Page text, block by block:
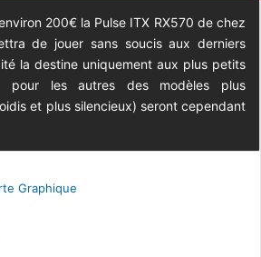
200€ la Pulse ITX RX570 de chez
de jouer sans soucis aux derniers
la destine uniquement aux plus petits
pour les autres des modèles plus
et plus silencieux) seront cependant
Graphique